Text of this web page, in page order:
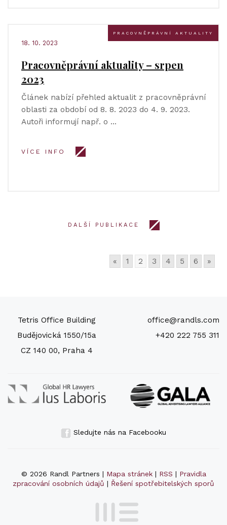
PRACOVNĚPRÁVNÍ AKTUALITY
18. 10. 2023
Pracovněprávní aktuality – srpen
2023
Článek nabízí přehled aktualit z pracovněprávní
oblasti za období od 8. 8. 2023 do 4. 9. 2023.
Autoři informují např. o …
VÍCE INFO
DALŠÍ PUBLIKACE
« 1 2 3 4 5 6 »
Tetris Office Building
Budějovická 1550/15a
CZ 140 00, Praha 4
office@randls.com
+420 222 755 311
Sledujte nás na Facebooku
© 2026 Randl Partners | Mapa stránek| RSS | Pravidla
zpracování osobních údajů | Řešení spotřebitelských sporů